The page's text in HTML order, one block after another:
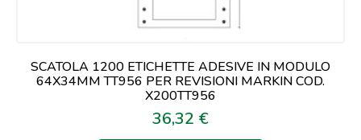
SCATOLA 1200 ETICHETTE ADESIVE IN MODULO
64X34MM TT956 PER REVISIONI MARKIN COD.
X200TT956
Prezzo
36,32 €